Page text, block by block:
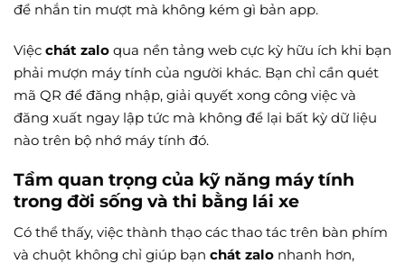
để nhắn tin mượt mà không kém gì bản app.
Việc chát zalo qua nền tảng web cực kỳ hữu ích khi bạn
phải mượn máy tính của người khác. Bạn chỉ cần quét
mã QR để đăng nhập, giải quyết xong công việc và
đăng xuất ngay lập tức mà không để lại bất kỳ dữ liệu
nào trên bộ nhớ máy tính đó.
Tầm quan trọng của kỹ năng máy tính
trong đời sống và thi bằng lái xe
Có thể thấy, việc thành thạo các thao tác trên bàn phím
và chuột không chỉ giúp bạn chát zalo nhanh hơn,